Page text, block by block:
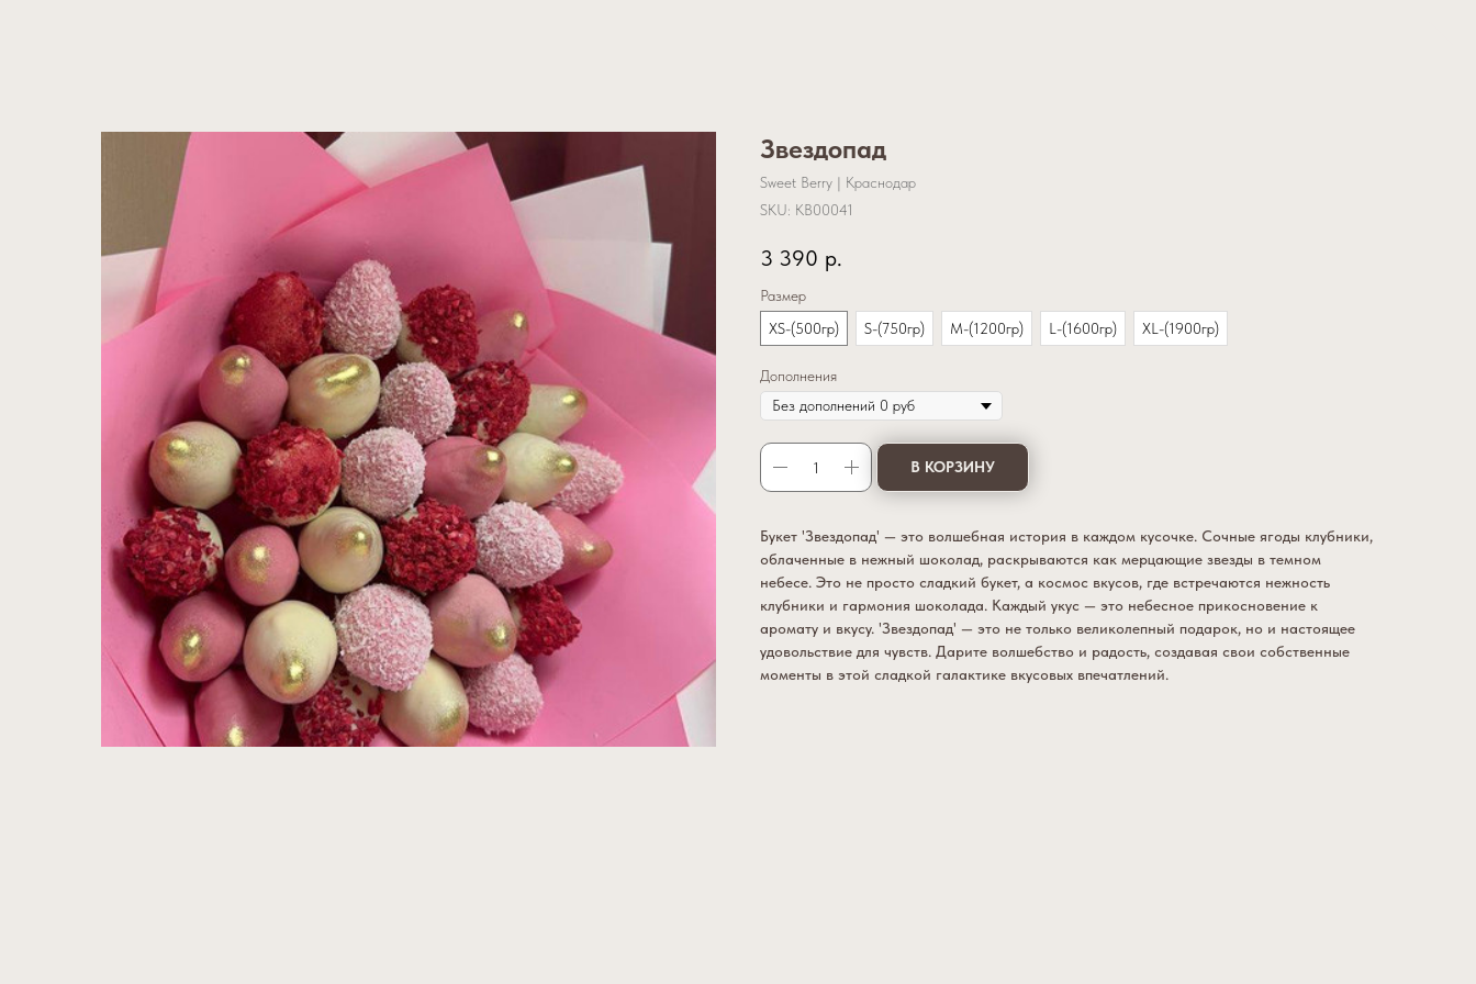
Звездопад
Sweet Berry | Краснодар
SKU: KB00041
3 390 р.
Размер
XS-(500гр)
S-(750гр) M-(1200гр) L-(1600гр) XL-(1900гр)
Дополнения
В КОРЗИНУ
Букет 'Звездопад' — это волшебная история в каждом кусочке. Сочные ягоды клубники,
облаченные в нежный шоколад, раскрываются как мерцающие звезды в темном
небесе. Это не просто сладкий букет, а космос вкусов, где встречаются нежность
клубники и гармония шоколада. Каждый укус — это небесное прикосновение к
аромату и вкусу. 'Звездопад' — это не только великолепный подарок, но и настоящее
удовольствие для чувств. Дарите волшебство и радость, создавая свои собственные
моменты в этой сладкой галактике вкусовых впечатлений.